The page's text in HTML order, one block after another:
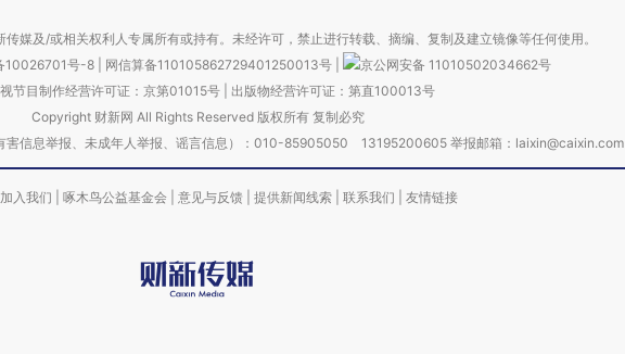
媒及/或相关权利人专属所有或持有。未经许可，禁止进行转载、摘编、复制及建立镜像等任何使用。
10026701号-8 网信算备110105862729401250013号
京公网安备 11010502034662号
节目制作经营许可证：京第01015号| 出版物经营许可证：第直100013号
Copyright 财新网 All Rights Reserved 版权所有 复制必究
害信息举报、未成年人举报、谣言信息）：010-85905050 13195200605 举报邮箱：laixin@caixin.com
加入我们 啄木鸟公益基金会 意见与反馈 提供新闻线索 联系我们 友情链接